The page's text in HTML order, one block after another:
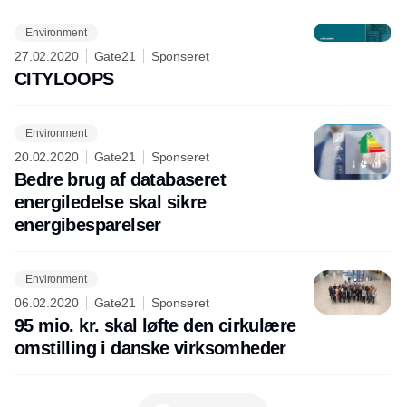
Environment
27.02.2020 Gate21 Sponseret
CITYLOOPS
Environment
20.02.2020 Gate21 Sponseret
Bedre brug af databaseret
energiledelse skal sikre
energibesparelser
Environment
06.02.2020 Gate21 Sponseret
95 mio. kr. skal løfte den cirkulære
omstilling i danske virksomheder